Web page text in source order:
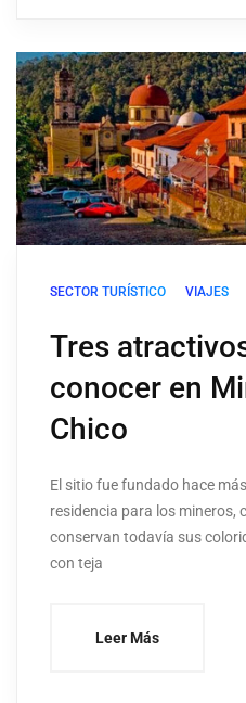
SECTOR TURÍSTICO VIAJES
Tres
conocer en
Chico
El sitio fue fundado hace
residencia para los mineros,
conservan todavía sus
con teja
Leer Más